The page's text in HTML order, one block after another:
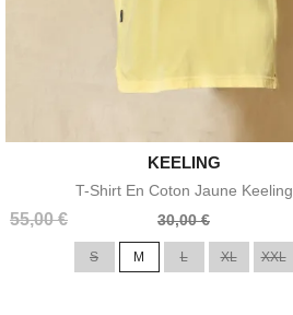
Aperçu rapide
KEELING
T-Shirt En Coton Jaune Keeling
55,00 €
Prix
30,00 €
Prix
S M L XL XXL